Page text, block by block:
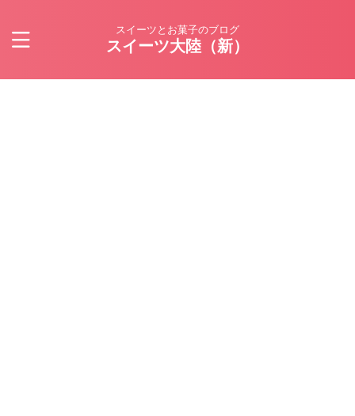
スイーツとお菓子のブログ
スイーツ大陸（新）